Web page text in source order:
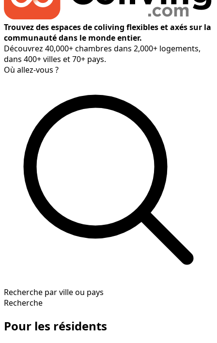
Trouvez des espaces de coliving flexibles et axés sur la
communauté dans le monde entier.
Découvrez 40,000+ chambres dans 2,000+ logements,
dans 400+ villes et 70+ pays.
Où allez-vous ?
Recherche par ville ou pays
Recherche
Pour les résidents